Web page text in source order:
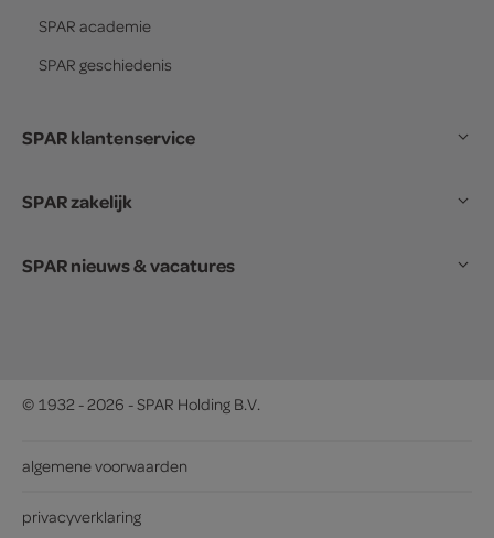
SPAR academie
SPAR geschiedenis
SPAR klantenservice
SPAR zakelijk
SPAR nieuws & vacatures
© 1932 - 2026 - SPAR Holding B.V.
algemene voorwaarden
privacyverklaring